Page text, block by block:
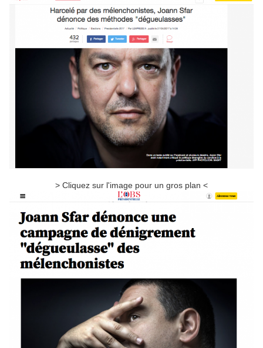
> Cliquez sur l'image pour un gros plan <